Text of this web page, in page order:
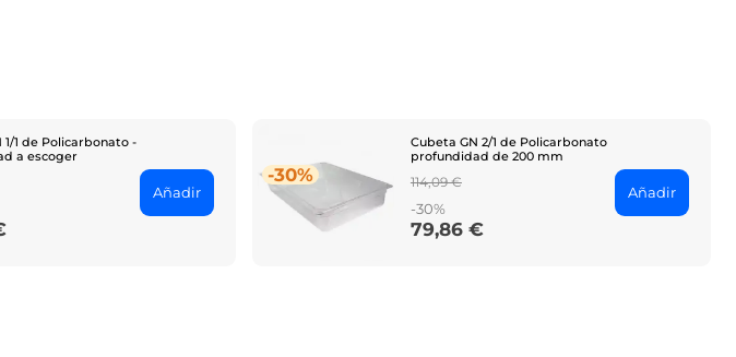
1/1 de Policarbonato -
a escoger
Añadir
-30%
Cubeta GN 2/1 de Policarbonato
profundidad de 200 mm
Regular
price
114,09 €
-30%
Price
79,86 €
Añadir